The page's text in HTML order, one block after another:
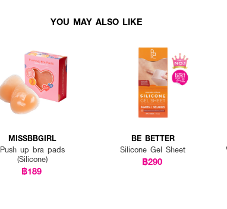
YOU MAY ALSO LIKE
MISSBBGIRL
Push up bra pads
(Silicone)
฿189
BE BETTER
Silicone Gel Sheet
฿290